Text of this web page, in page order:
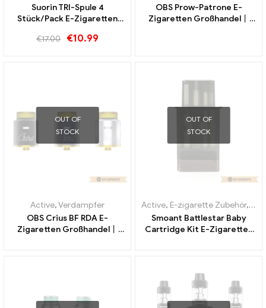
Suorin TRI-Spule 4
Stück/Pack E-Zigaretten
€17.00 €10.99
OBS Prow-Patrone E-
Zigaretten Großhandel丨
OUT OF
STOCK
Active,Verdampfer
OBS Crius BF RDA E-
Zigaretten Großhandel丨
OUT OF
STOCK
Active, E-zigarette Zubehör,
Smoant Battlestar Baby
Cartridge Kit E-Zigaretten